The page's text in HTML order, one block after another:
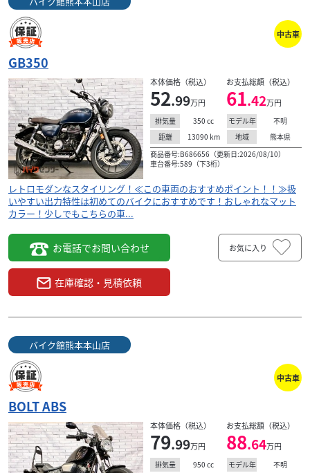
中古車
GB350
本体価格（税込）
52.99万円
お支払総額（税込）
61.42万円
排気量 350 cc モデル年
不明
距離
13090 km 地域
熊本県
商品番号:B686656（更新日:2026/08/10）
車台番号:589（下3桁）
レトロモダンなスタイリング！≪この車両のおすすめポイント！！≫扱
いやすい出力特性は初めてのバイクにおすすめです！おしゃれなマット
カラー！少しでもこちらの車...
お電話でお問い合わせ
在庫確認・見積依頼
お気に入り
バイク館熊本本山店
中古車
BOLT ABS
本体価格（税込）
79.99万円
お支払総額（税込）
88.64万円
排気量 950 cc モデル年
不明